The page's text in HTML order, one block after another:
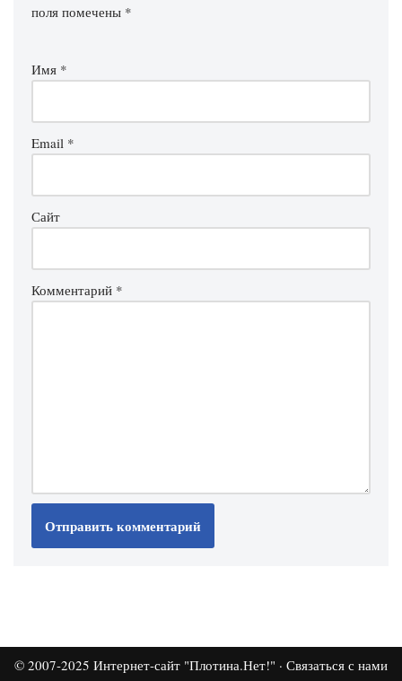
поля помечены *
Имя *
Email *
Сайт
Комментарий *
© 2007-2025 Интернет-сайт "Плотина.Нет!" · Связаться с нами